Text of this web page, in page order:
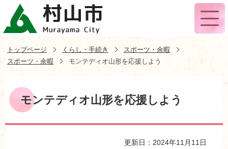
トップページ くらし・手続き
スポーツ・余暇
スポーツ・余暇
モンテディオ山形を応援しよう
モンテディオ山形を応援しよう
更新日：2024年11月11日